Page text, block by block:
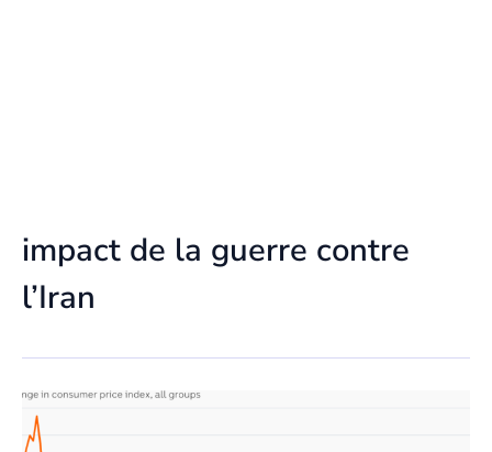
impact de la guerre contre
l’Iran